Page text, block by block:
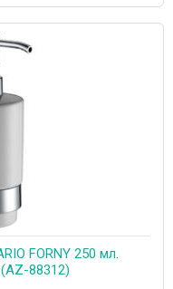
FORNY 250 мл.
88312)